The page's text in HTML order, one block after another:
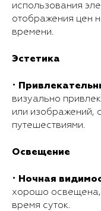
использования
отображения цен
времени.
Эстетика
•
визуально
или изображений,
путешествиями.
Освещение
• Ночная
хорошо освещена,
время суток.